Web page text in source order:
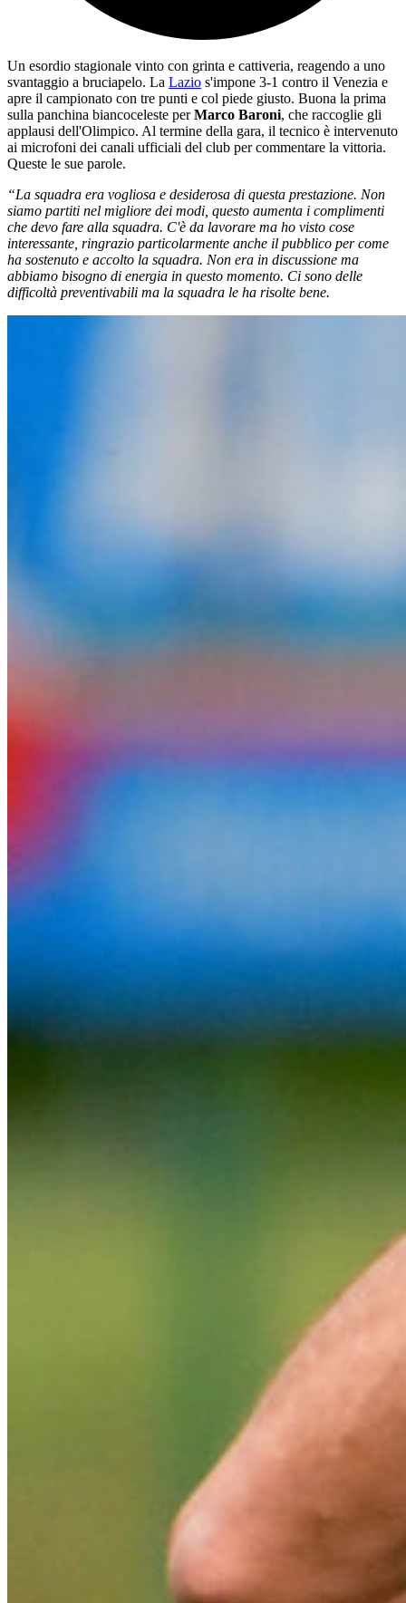
Un esordio stagionale vinto con grinta e cattiveria, reagendo a uno
svantaggio a bruciapelo. La Lazio s'impone 3-1 contro il Venezia e
apre il campionato con tre punti e col piede giusto. Buona la prima
sulla panchina biancoceleste perMarco Baroni, che raccoglie gli
applausi dell'Olimpico. Al termine della gara, il tecnico è intervenuto
ai microfoni dei canali ufficiali del club per commentare la vittoria.
Queste le sue parole.
“La squadra era vogliosa e desiderosa di questa prestazione. Non
siamo partiti nel migliore dei modi, questo aumenta i complimenti
che devo fare alla squadra. C'è da lavorare ma ho visto cose
interessante, ringrazio particolarmente anche il pubblico per come
ha sostenuto e accolto la squadra. Non era in discussione ma
abbiamo bisogno di energia in questo momento. Ci sono delle
difficoltà preventivabili ma la squadra le ha risolte bene.